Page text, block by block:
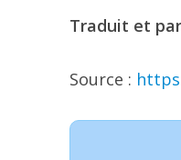
Traduit et
Source :